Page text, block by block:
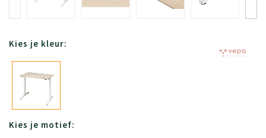
Kies je kleur:
Kies je motief: